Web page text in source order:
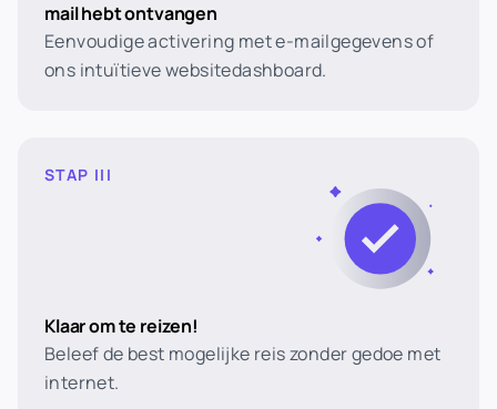
mail hebt ontvangen
Eenvoudige activering met e-mailgegevens of
ons intuïtieve websitedashboard.
STAP III
Klaar om te reizen!
Beleef de best mogelijke reis zonder gedoe met
internet.